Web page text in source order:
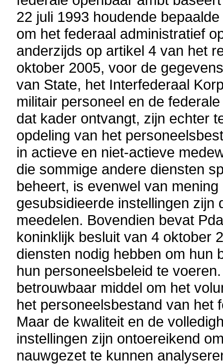
22 juli 1993 houdende
om het federaal administratief
anderzijds op artikel 4 van het
oktober 2005, voor de
van State, het Interfederaal
militair personeel en de
dat kader ontvangt, zijn echter
opdeling van het
in actieve en niet-actieve
die sommige andere diensten
beheert, is evenwel van
gesubsidieerde instellingen
meedelen. Bovendien bevat
koninklijk besluit van 4 oktober
diensten nodig hebben om hun
hun personeelsbeleid te
betrouwbaar middel om het
het personeelsbestand van het
Maar de kwaliteit en de
instellingen zijn ontoereikend
nauwgezet te kunnen